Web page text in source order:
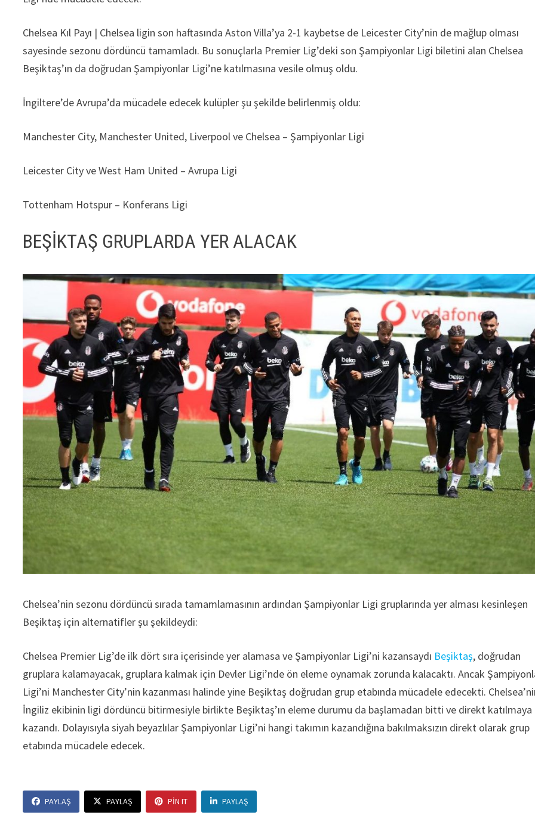
Chelsea Kıl Payı | Chelsea ligin son haftasında Aston Villa’ya 2-1 kaybetse de Leicester City’nin de mağlup olması
sayesinde sezonu dördüncü tamamladı. Bu sonuçlarla Premier Lig’deki son Şampiyonlar Ligi biletini alan Chelsea
Beşiktaş’ın da doğrudan Şampiyonlar Ligi’ne katılmasına vesile olmuş oldu.
İngiltere’de Avrupa’da mücadele edecek kulüpler şu şekilde belirlenmiş oldu:
Manchester City, Manchester United, Liverpool ve Chelsea – Şampiyonlar Ligi
Leicester City ve West Ham United – Avrupa Ligi
Tottenham Hotspur – Konferans Ligi
BEŞİKTAŞ GRUPLARDA YER ALACAK
Chelsea’nin sezonu dördüncü sırada tamamlamasının ardından Şampiyonlar Ligi gruplarında yer alması kesinleşen
Beşiktaş için alternatifler şu şekildeydi:
Chelsea Premier Lig’de ilk dört sıra içerisinde yer alamasa ve Şampiyonlar Ligi’ni kazansaydı Beşiktaş, doğrudan
gruplara kalamayacak, gruplara kalmak için Devler Ligi’nde ön eleme oynamak zorunda kalacaktı. Ancak
Ligi’ni Manchester City’nin kazanması halinde yine Beşiktaş doğrudan grup etabında mücadele edecekti.
İngiliz ekibinin ligi dördüncü bitirmesiyle birlikte Beşiktaş’ın eleme durumu da başlamadan bitti ve direkt katılmaya
kazandı. Dolayısıyla siyah beyazlılar Şampiyonlar Ligi’ni hangi takımın kazandığına bakılmaksızın direkt olarak grup
etabında mücadele edecek.
PAYLAŞ PAYLAŞ PIN IT PAYLAŞ